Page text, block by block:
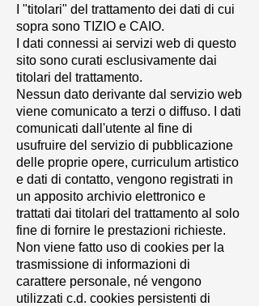
I "titolari" del trattamento dei dati di cui
sopra sono TIZIO e CAIO.
I dati connessi ai servizi web di questo
sito sono curati esclusivamente dai
titolari del trattamento.
Nessun dato derivante dal servizio web
viene comunicato a terzi o diffuso. I dati
comunicati dall'utente al fine di
usufruire del servizio di pubblicazione
delle proprie opere, curriculum artistico
e dati di contatto, vengono registrati in
un apposito archivio elettronico e
trattati dai titolari del trattamento al solo
fine di fornire le prestazioni richieste.
Non viene fatto uso di cookies per la
trasmissione di informazioni di
carattere personale, né vengono
utilizzati c.d. cookies persistenti di